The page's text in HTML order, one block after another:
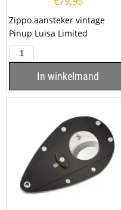
Zippo aansteker vintage
Pinup Luisa Limited
Edition.Deze Zippo aansteker
heeft een satin chrome...
In winkelmand